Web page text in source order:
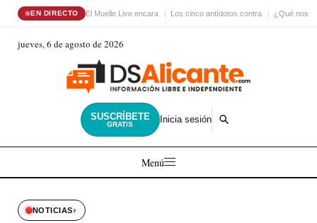
EN DIRECTO El Muelle Live encara Los cinco antídotos contra ¿Qué nos
jueves, 6 de agosto de 2026
SUSCRÍBETE
GRATIS Inicia sesión
Menú
NOTICIAS›